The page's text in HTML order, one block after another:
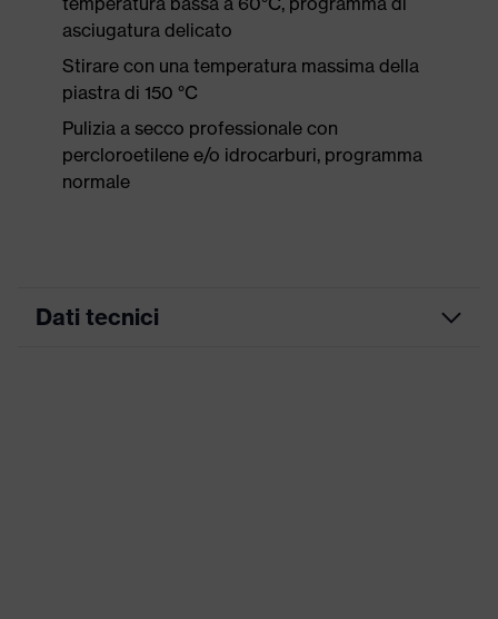
asciugatura delicato
Stirare con una temperatura massima della
piastra di 150 °C
Pulizia a secco professionale con
percloroetilene e/o idrocarburi, programma
normale
Dati tecnici